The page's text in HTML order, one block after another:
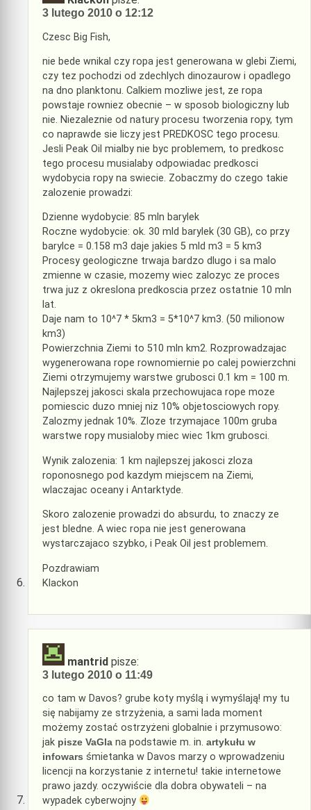
3 lutego 2010 o 12:12
Czesc Big Fish,
nie bede wnikal czy ropa jest generowana w glebi Ziemi,
czy tez pochodzi od zdechlych dinozaurow i opadlego
na dno planktonu. Calkiem mozliwe jest, ze ropa
powstaje rowniez obecnie – w sposob biologiczny lub
nie. Niezaleznie od natury procesu tworzenia ropy, tym
co naprawde sie liczy jest PREDKOSC tego procesu.
Jesli Peak Oil mialby nie byc problemem, to predkosc
tego procesu musialaby odpowiadac predkosci
wydobycia ropy na swiecie. Zobaczmy do czego takie
zalozenie prowadzi:
Dzienne wydobycie: 85 mln barylek
Roczne wydobycie: ok. 30 mld barylek (30 GB), co przy
barylce = 0.158 m3 daje jakies 5 mld m3 = 5 km3
Procesy geologiczne trwaja bardzo dlugo i sa malo
zmienne w czasie, mozemy wiec zalozyc ze proces
trwa juz z okreslona predkoscia przez ostatnie 10 mln
lat.
Daje nam to 10^7 * 5km3 = 5*10^7 km3. (50 milionow
km3)
Powierzchnia Ziemi to 510 mln km2. Rozprowadzajac
wygenerowana rope rownomiernie po calej powierzchni
Ziemi otrzymujemy warstwe grubosci 0.1 km = 100 m.
Najlepszej jakosci skala przechowujaca rope moze
pomiescic duzo mniej niz 10% objetosciowych ropy.
Zalozmy jednak 10%. Zloze trzymajace 100m gruba
warstwe ropy musialoby miec wiec 1km grubosci.
Wynik zalozenia: 1 km najlepszej jakosci zloza
roponosnego pod kazdym miejscem na Ziemi,
wlaczajac oceany i Antarktyde.
Skoro zalozenie prowadzi do absurdu, to znaczy ze
jest bledne. A wiec ropa nie jest generowana
wystarczajaco szybko, i Peak Oil jest problemem.
Pozdrawiam
Klackon
mantrid pisze:
3 lutego 2010 o 11:49
co tam w Davos? grube koty myślą i wymyślają! my tu
się nabijamy ze strzyżenia, a sami lada moment
możemy zostać ostrzyżeni globalnie i przymusowo:
jak pisze VaGla na podstawie m. in. artykułu w
infowars śmietanka w Davos marzy o wprowadzeniu
licencji na korzystanie z internetu! takie internetowe
prawo jazdy. oczywiście dla dobra obywateli – na
wypadek cyberwojny